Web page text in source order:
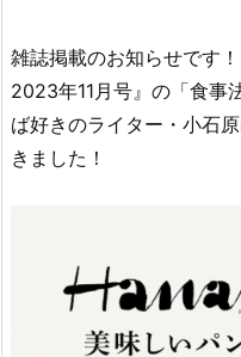
雑誌掲載のお知らせです
2023年11月号』の「食事
ば好きのライター・小石
きました！